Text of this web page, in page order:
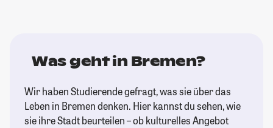
Was geht in Bremen?
Wir haben Studierende gefragt, was sie über das
Leben in Bremen denken. Hier kannst du sehen, wie
sie ihre Stadt beurteilen – ob kulturelles Angebot